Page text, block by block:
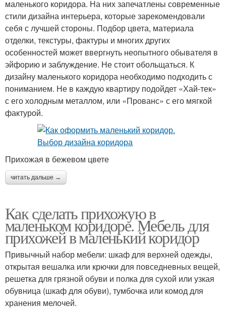
маленького коридора. На них запечатлены современные
стили дизайна интерьера, которые зарекомендовали
себя с лучшей стороны. Подбор цвета, материала
отделки, текстуры, фактуры и многих других
особенностей может ввергнуть неопытного обывателя в
эйфорию и заблуждение. Не стоит обольщаться. К
дизайну маленького коридора необходимо подходить с
пониманием. Не в каждую квартиру подойдет «Хай-тек»
с его холодным металлом, или «Прованс» с его мягкой
фактурой.
Прихожая в бежевом цвете
читать дальше →
Как сделать прихожую в
маленьком коридоре. Мебель для
прихожей в маленький коридор
Привычный набор мебели: шкаф для верхней одежды,
открытая вешалка или крючки для повседневных вещей,
решетка для грязной обуви и полка для сухой или узкая
обувница (шкаф для обуви), тумбочка или комод для
хранения мелочей.